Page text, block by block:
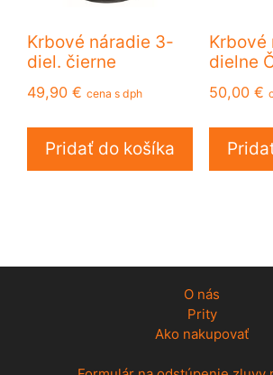
Krbové náradie 3-
diel. čierne
49,90 € cena s dph
Pridať do košíka
Krbové
dielne
50,00 €
O nás
Prity
Ako nakupovať